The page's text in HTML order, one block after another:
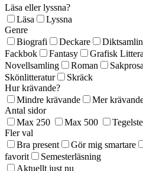
Läsa eller lyssna?
Läsa
Lyssna
Genre
Biografi
Deckare
Fackbok
Fantasy Grafisk
Novellsamling
Roman Sakprosa
Skönlitteratur
Skräck
Hur krävande?
Mindre krävande
Mer
Antal sidor
Max 250
Max 500
Fler val
Bra present
Gör mig smartare
favorit
Semesterläsning
Aktuellt just nu